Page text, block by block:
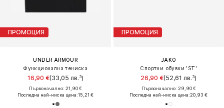
ПРОМОЦИЯ
UNDER ARMOUR
Функционална тениска
16,90 €(33,05 лв.³)
Първоначално: 21,90 €
Последна най-ниска цена:15,21 €
ПРОМОЦИЯ
JAKO
Спортни обувки 'ST'
26,90 €(52,61 лв.³)
Първоначално: 29,90 €
Последна най-ниска цена:20,93 €